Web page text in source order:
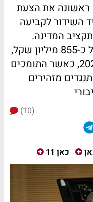
ראשונה את הצעת
השידור לקביעה
המדינה.
תקציב התאגיד עמד ב-2024 על כ-855 מיליון שקל,
לעומת כ-835 מיליון שקל ב-2023, כאשר התומכים
מזהירים
(10)
כאן 11